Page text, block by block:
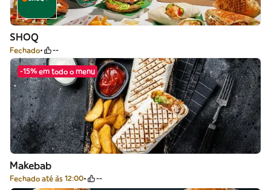
SHOQ
Fechado --
-15% em todo o menu
Makebab
Fechado até às 12:00 --